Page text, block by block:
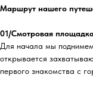
Маршрут нашего
01/Смотровая
Для начала мы
открывается
первого знакомства с